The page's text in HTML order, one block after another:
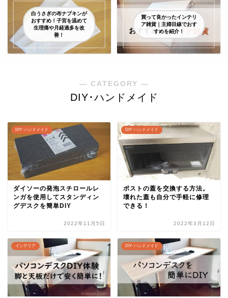
白うさぎの布ナプキンが
おすすめ！子宮を温めて
生理痛や月経過多を改
善！
買って良かったインテリ
ア雑貨｜主婦目線でおす
すめを紹介！
― CATEGORY ―
DIY･ハンドメイド
DIY･ハンドメイド
ダイソーの発泡スチロールレ
ンガを使用してスタンディン
グデスクを簡単DIY
2022年11月5日
DIY･ハンドメイド
ポストの蓋を交換する方法。
壊れた蓋も自分で手軽に修理
できる！
2022年3月12日
インテリア DIY･ハンドメイド